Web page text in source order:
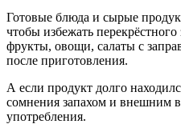
Готовые блюда и сырые
чтобы избежать
фрукты, овощи, салаты с
после приготовления.
А если продукт долго
сомнения запахом и внешним
употребления.